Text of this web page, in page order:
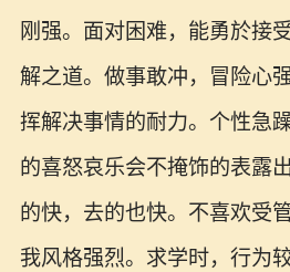
刚强。面对困难，能勇於接
解之道。做事敢冲，冒险心
挥解决事情的耐力。个性急
的喜怒哀乐会不掩饰的表露
的快，去的也快。不喜欢受
我风格强烈。求学时，行为较